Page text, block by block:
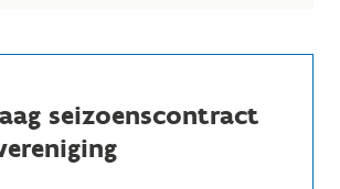
seizoenscontract